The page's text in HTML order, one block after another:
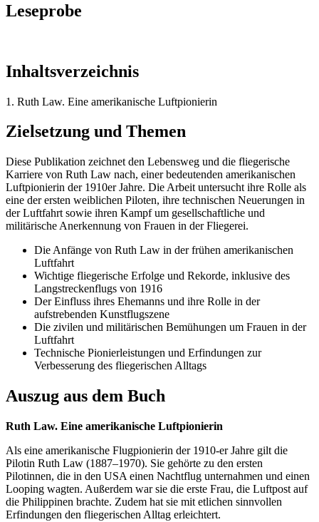
Leseprobe
Inhaltsverzeichnis
1. Ruth Law. Eine amerikanische Luftpionierin
Zielsetzung und Themen
Diese Publikation zeichnet den Lebensweg und die fliegerische
Karriere von Ruth Law nach, einer bedeutenden amerikanischen
Luftpionierin der 1910er Jahre. Die Arbeit untersucht ihre Rolle als
eine der ersten weiblichen Piloten, ihre technischen Neuerungen in
der Luftfahrt sowie ihren Kampf um gesellschaftliche und
militärische Anerkennung von Frauen in der Fliegerei.
Die Anfänge von Ruth Law in der frühen amerikanischen
Luftfahrt
Wichtige fliegerische Erfolge und Rekorde, inklusive des
Langstreckenflugs von 1916
Der Einfluss ihres Ehemanns und ihre Rolle in der
aufstrebenden Kunstflugszene
Die zivilen und militärischen Bemühungen um Frauen in der
Luftfahrt
Technische Pionierleistungen und Erfindungen zur
Verbesserung des fliegerischen Alltags
Auszug aus dem Buch
Ruth Law. Eine amerikanische Luftpionierin
Als eine amerikanische Flugpionierin der 1910-er Jahre gilt die
Pilotin Ruth Law (1887–1970). Sie gehörte zu den ersten
Pilotinnen, die in den USA einen Nachtflug unternahmen und einen
Looping wagten. Außerdem war sie die erste Frau, die Luftpost auf
die Philippinen brachte. Zudem hat sie mit etlichen sinnvollen
Erfindungen den fliegerischen Alltag erleichtert.